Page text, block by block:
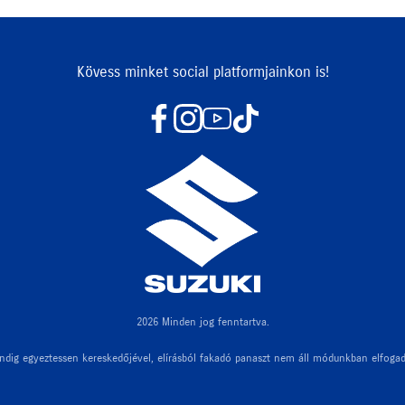
Kövess minket social platformjainkon is!
2026 Minden jog fenntartva.
egyeztessen kereskedőjével, elírásból fakadó panaszt nem áll módunkban